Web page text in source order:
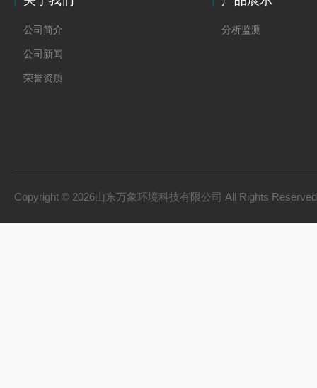
公司简介
公司新闻
荣誉资质
分析监测
Copyright © 2026山东万象环境科技有限公司 All Rights